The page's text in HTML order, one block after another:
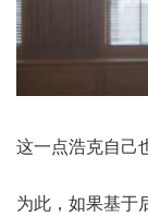
这一点浩克自己
为此，如果基于